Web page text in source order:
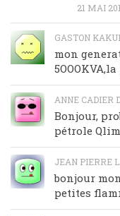
21 MAI
GASTON
mon
ANNE CADIER
Bonjour,
pétrole
JEAN PIERRE
bonjour
petites